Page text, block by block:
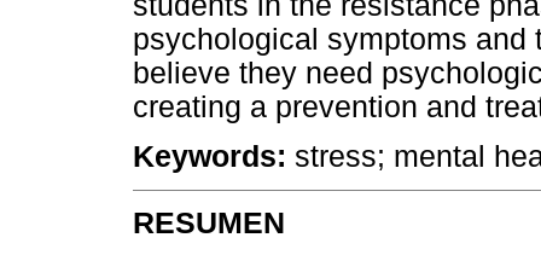
psychological symptoms and
believe they need
creating a prevention and
Keywords: stress; mental
RESUMEN